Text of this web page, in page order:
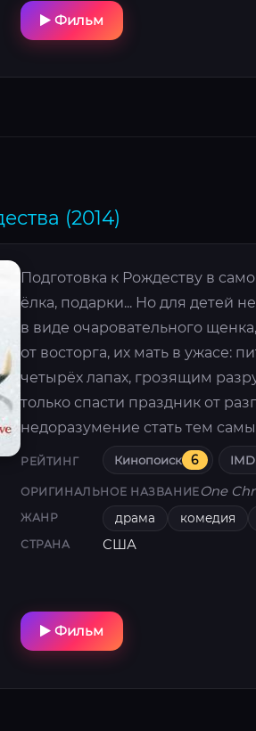
Фильм
(2014)
Подготовка к Рождеству в
ёлка, подарки... Но для детей
в виде очаровательного
от восторга, их мать в ужасе:
четырёх лапах, грозящим
только спасти праздник от
недоразумение стать тем
РЕЙТИНГ Кинопоиск 6
ОРИГИНАЛЬНОЕ НАЗВАНИЕ One
ЖАНР драма комедия
СТРАНА США
Фильм